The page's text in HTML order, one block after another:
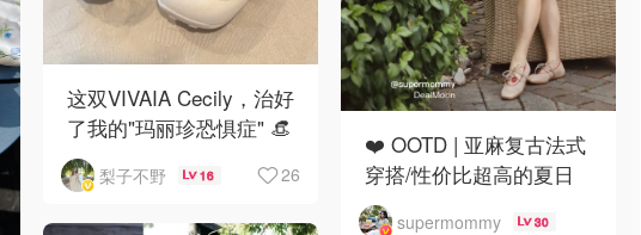
这双VIVAIA Cecily，治好
了我的"玛丽珍恐惧症" 👒
梨子不野 16 26
❤️ OOTD | 亚麻复古法式
穿搭/性价比超高的夏日
松弛感⁠‼️
supermommy 30